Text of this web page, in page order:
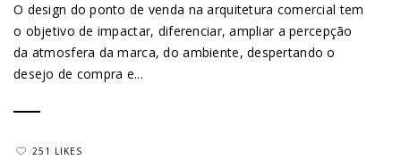
O design do ponto de venda na arquitetura comercial tem
o objetivo de impactar, diferenciar, ampliar a percepção
da atmosfera da marca, do ambiente, despertando o
desejo de compra e...
251 LIKES